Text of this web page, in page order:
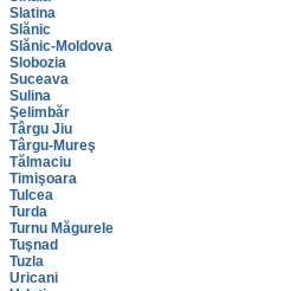
Slatina
Slănic
Slănic-Moldova
Slobozia
Suceava
Sulina
Şelimbăr
Târgu Jiu
Târgu-Mureş
Tălmaciu
Timişoara
Tulcea
Turda
Turnu Măgurele
Tuşnad
Tuzla
Uricani